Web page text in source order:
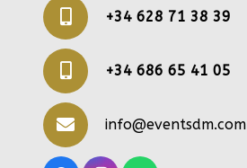
+34 628 71 38 39
+34 686 65 41 05
info@eventsdm.com